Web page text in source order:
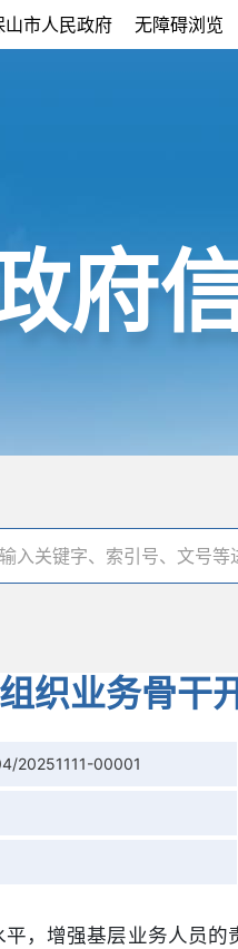
山市人民政府 无障碍浏览
府
织业务骨干
20251111-00001
，增强基层业务人员